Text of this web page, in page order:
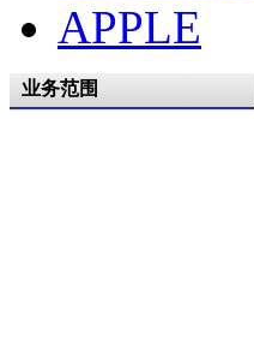
APPLE
业务范围